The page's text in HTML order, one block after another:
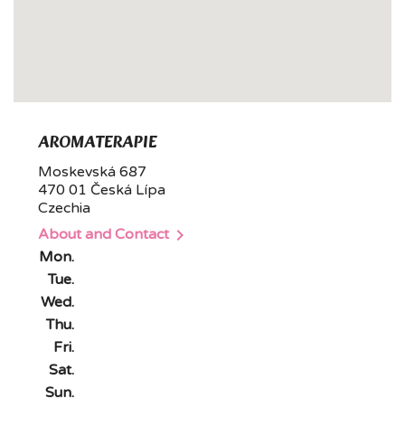
AROMATERAPIE
Moskevská 687
470 01 Česká Lípa
Czechia
About and Contact
Mon.
Tue.
Wed.
Thu.
Fri.
Sat.
Sun.